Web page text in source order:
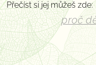
Přečíst si jej můžeš zde:
proč